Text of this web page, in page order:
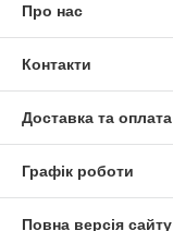
Про нас
Контакти
Доставка та оплата
Графік роботи
Повна версія сайту